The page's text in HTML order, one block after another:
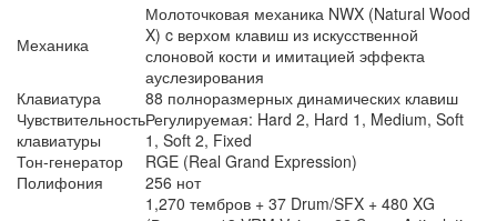
Механика
Молоточковая механика NWX (Natural Wood
X) c верхом клавиш из искусственной
слоновой кости и имитацией эффекта
ауслезирования
Клавиатура
88 полноразмерных динамических клавиш
Чувствительность
клавиатуры
Регулируемая: Hard 2, Hard 1, Medium, Soft
1, Soft 2, Fixed
Тон-генератор
RGE (Real Grand Expression)
Полифония
256 нот
1,270 тембров + 37 Drum/SFX + 480 XG